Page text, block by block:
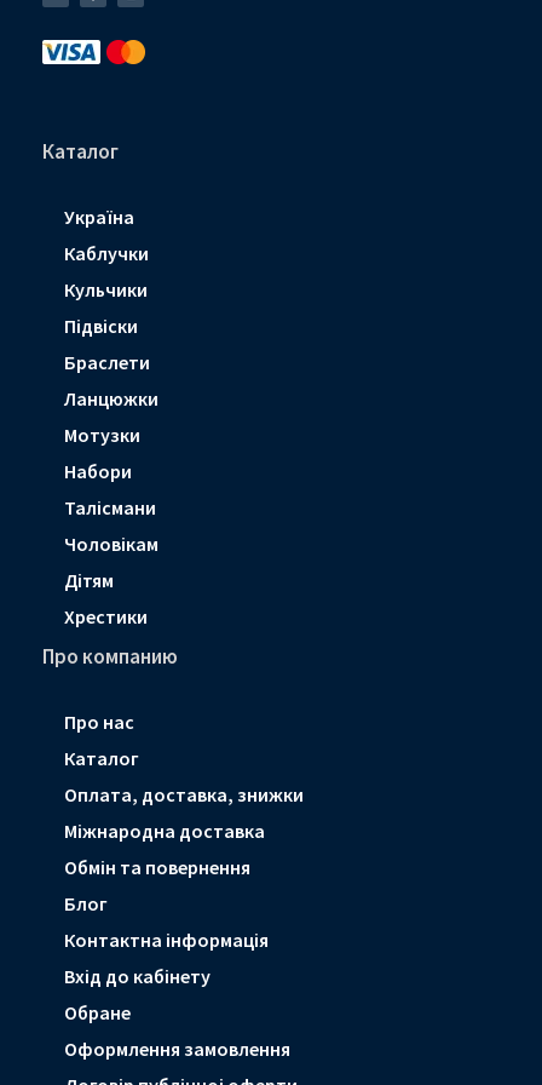
g
m
-
b
k
-
a
a
m
Каталог
Україна
Каблучки
Кульчики
Підвіски
Браслети
Ланцюжки
Мотузки
Набори
Талісмани
Чоловікам
Дітям
Хрестики
Про компанию
Про нас
Каталог
Оплата, доставка, знижки
Мiжнародна доставка
Обмін та повернення
Блог
Контактна інформація
Вхід до кабінету
Обране
Оформлення замовлення